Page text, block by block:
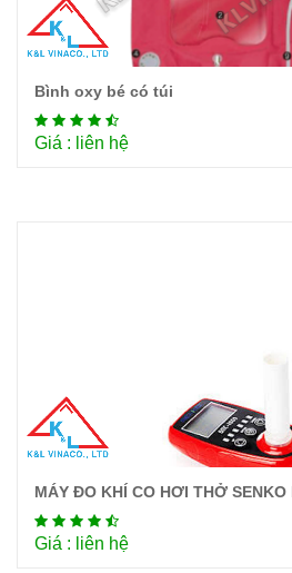
Bình oxy bé có túi
Giá : liên hệ
Chi
MÁY ĐO KHÍ CO HƠI THỞ SENKO
Giá : liên hệ